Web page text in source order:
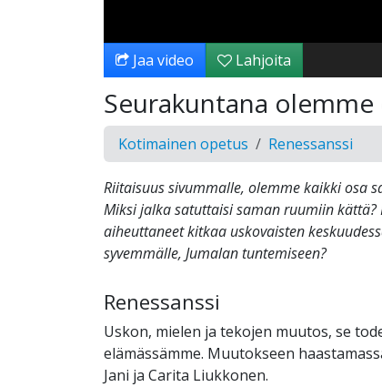
Jaa video Lahjoita
Seurakuntana
Kotimainen opetus Renessanssi
Riitaisuus sivummalle, olemme kaikki osa
Miksi jalka satuttaisi saman ruumiin kättä?
aiheuttaneet kitkaa uskovaisten
syvemmälle, Jumalan tuntemiseen?
Renessanssi
Uskon, mielen ja tekojen muutos, se
elämässämme. Muutokseen
Jani ja Carita Liukkonen.